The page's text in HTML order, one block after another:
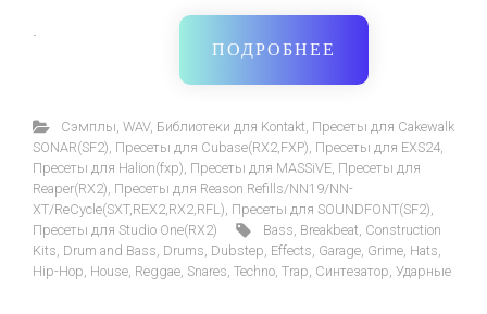
·
ПОДРОБНЕЕ
Cэмплы WAV, Библиотеки для Kontakt Пресеты для Cakewalk
SONAR(SF2) Пресеты для Cubase(RX2,FXP) Пресеты для EXS24
Пресеты для Halion(fxp) Пресеты для MASSiVE Пресеты для
Reaper(RX2) Пресеты для Reason Refills/NN19/NN-
XT/ReCycle(SXT,REX2,RX2,RFL) Пресеты для SOUNDFONT(SF2)
Пресеты для Studio One(RX2)
Bass Breakbeat Construction
Kits Drum and Bass Drums Dubstep Effects Garage Grime Hats
Hip-Hop House Reggae Snares Techno Trap Синтезатор Ударные